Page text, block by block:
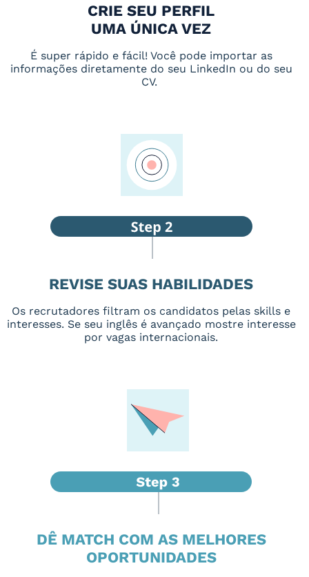
CRIE SEU PERFIL
UMA ÚNICA VEZ
É super rápido e fácil! Você pode importar as
informações diretamente do seu LinkedIn ou do seu
CV.
REVISE SUAS HABILIDADES
Os recrutadores filtram os candidatos pelas skills e
interesses. Se seu inglês é avançado mostre interesse
por vagas internacionais.
DÊ MATCH COM AS MELHORES
OPORTUNIDADES